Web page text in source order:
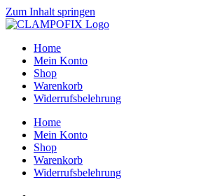
Zum Inhalt springen
Home
Mein Konto
Shop
Warenkorb
Widerrufsbelehrung
Home
Mein Konto
Shop
Warenkorb
Widerrufsbelehrung